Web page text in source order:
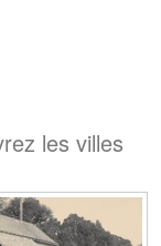
les villes